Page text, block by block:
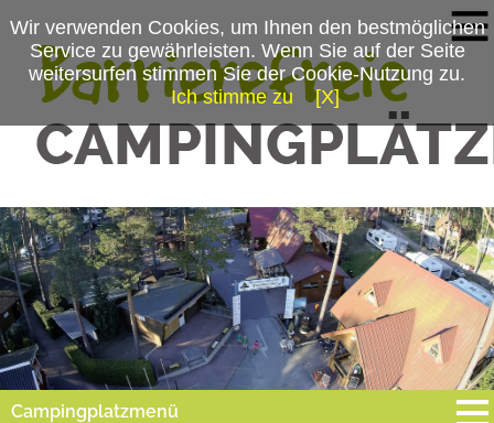
Campingplatzmenü
Wir verwenden Cookies, um Ihnen den bestmöglichen
Service zu gewährleisten. Wenn Sie auf der Seite
weitersurfen stimmen Sie der Cookie-Nutzung zu.
Ich stimme zu
[X]